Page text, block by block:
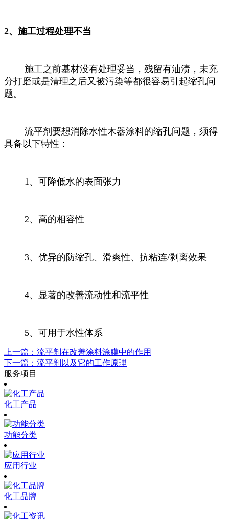
2、施工过程处理不当
施工之前基材没有处理妥当，残留有油渍，未充
分打磨或是清理之后又被污染等都很容易引起缩孔问
题。
流平剂要想消除水性木器涂料的缩孔问题，须得
具备以下特性：
1、可降低水的表面张力
2、高的相容性
3、优异的防缩孔、滑爽性、抗粘连/剥离效果
4、显著的改善流动性和流平性
5、可用于水性体系
上一篇：流平剂在改善涂料涂膜中的作用
下一篇：流平剂以及它的工作原理
服务项目
化工产品
功能分类
应用行业
化工品牌